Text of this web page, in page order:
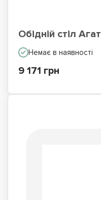
Обідній стіл Агат
Немає в наявності
9 171 грн